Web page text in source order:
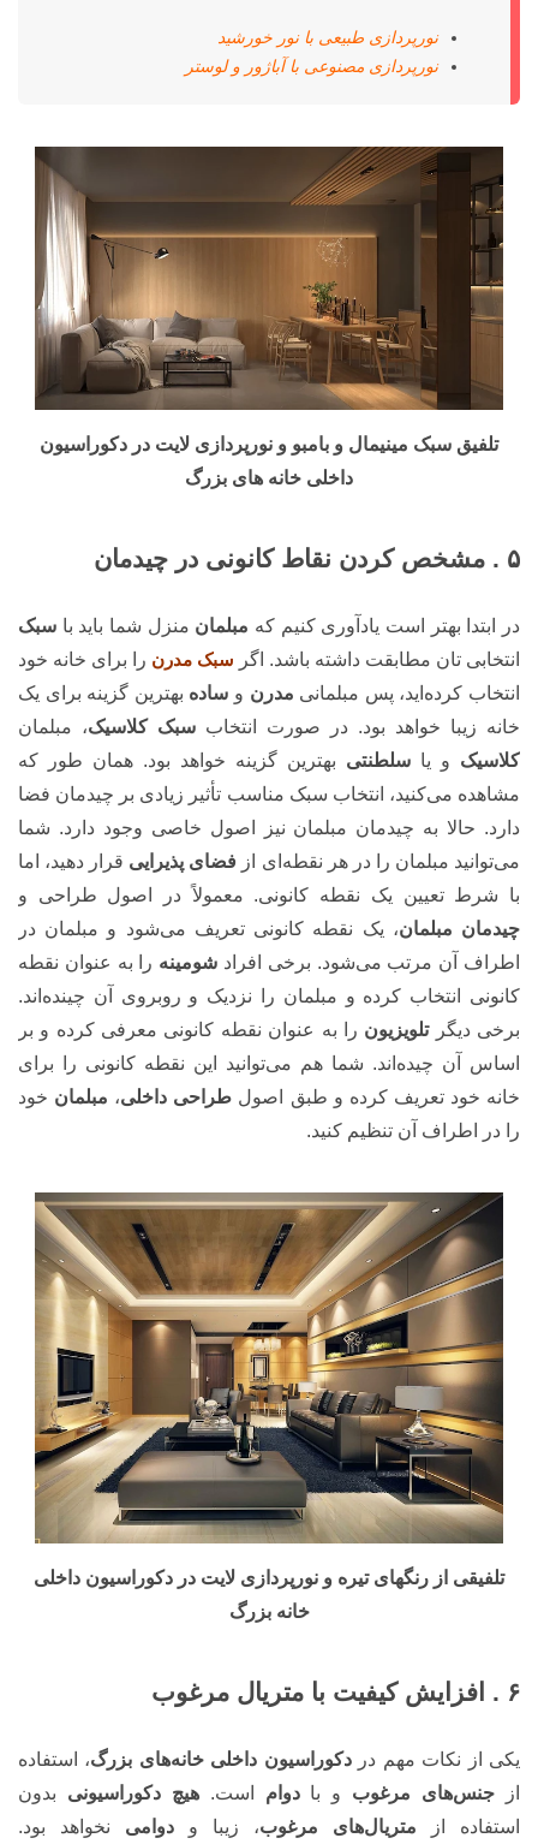
نورپردازی طبیعی با نور خورشید
نورپردازی مصنوعی با آباژور و لوستر
تلفیق سبک مینیمال و بامبو و نورپردازی لایت در دکوراسیون
داخلی خانه های بزرگ
۵ . مشخص کردن نقاط کانونی در چیدمان
در ابتدا بهتر است یادآوری کنیم که مبلمان منزل شما باید با سبک
انتخابی تان مطابقت داشته باشد. اگر سبک مدرن را برای خانه خود
انتخاب کرده‌اید، پس مبلمانی مدرن و ساده بهترین گزینه برای یک
خانه زیبا خواهد بود. در صورت انتخاب سبک کلاسیک، مبلمان
کلاسیک و یا سلطنتی بهترین گزینه خواهد بود. همان طور که
مشاهده می‌کنید، انتخاب سبک مناسب تأثیر زیادی بر چیدمان فضا
دارد. حالا به چیدمان مبلمان نیز اصول خاصی وجود دارد. شما
می‌توانید مبلمان را در هر نقطه‌ای از فضای پذیرایی قرار دهید، اما
با شرط تعیین یک نقطه کانونی. معمولاً در اصول طراحی و
چیدمان مبلمان، یک نقطه کانونی تعریف می‌شود و مبلمان در
اطراف آن مرتب می‌شود. برخی افراد شومینه را به عنوان نقطه
کانونی انتخاب کرده و مبلمان را نزدیک و روبروی آن چینده‌اند.
برخی دیگرتلویزیون را به عنوان نقطه کانونی معرفی کرده و بر
اساس آن چیده‌اند. شما هم می‌توانید این نقطه کانونی را برای
خانه خود تعریف کرده و طبق اصول طراحی داخلی، مبلمان خود
را در اطراف آن تنظیم کنید.
تلفیقی از رنگهای تیره و نورپردازی لایت در دکوراسیون داخلی
خانه بزرگ
۶ . افزایش کیفیت با متریال مرغوب
یکی از نکات مهم دردکوراسیون داخلی خانه‌های بزرگ، استفاده
از جنس‌های مرغوب و بادوام است.هیچ دکوراسیونی بدون
استفاده از متریال‌های مرغوب، زیبا و دوامی نخواهد بود.